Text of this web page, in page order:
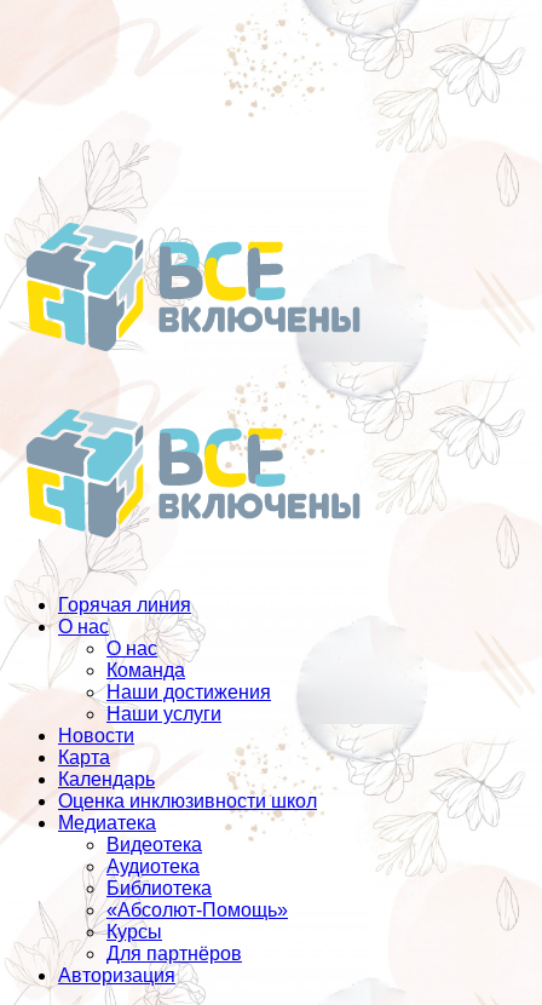
Перейти
к
содержанию
Горячая линия
О нас
О нас
Команда
Наши достижения
Наши услуги
Новости
Карта
Календарь
Оценка инклюзивности школ
Медиатека
Видеотека
Аудиотека
Библиотека
«Абсолют-Помощь»
Курсы
Для партнёров
Авторизация